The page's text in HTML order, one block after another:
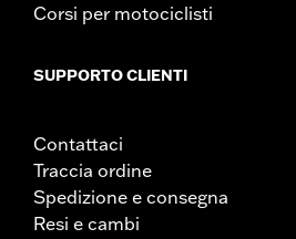
Corsi per motociclisti
SUPPORTO CLIENTI
Contattaci
Traccia ordine
Spedizione e consegna
Resi e cambi